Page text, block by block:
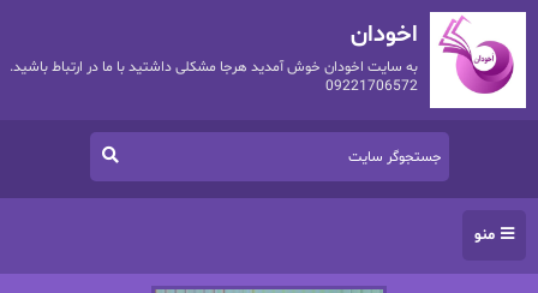
اخودان
به سایت اخودان خوش آمدید هرجا مشکلی داشتید با ما در ارتباط باشید.
09221706572
منو